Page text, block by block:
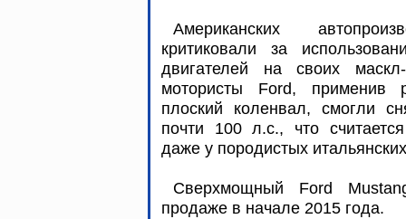
Американских
критиковали за
двигателей на своих
мотористы Ford, применив
плоский коленвал, смогли
почти 100 л.с., что
даже у породистых
Сверхмощный Ford
продаже в начале 2015 года.